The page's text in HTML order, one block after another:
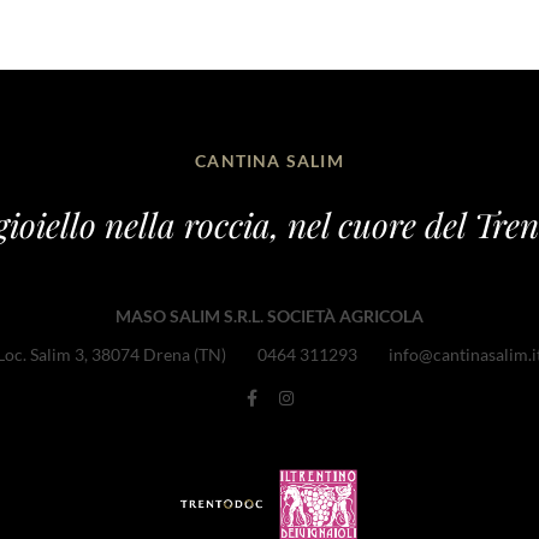
CANTINA SALIM
nella roccia, nel cuore del
MASO SALIM S.R.L. SOCIETÀ AGRICOLA
Salim 3, 38074 Drena (TN)
0464 311293